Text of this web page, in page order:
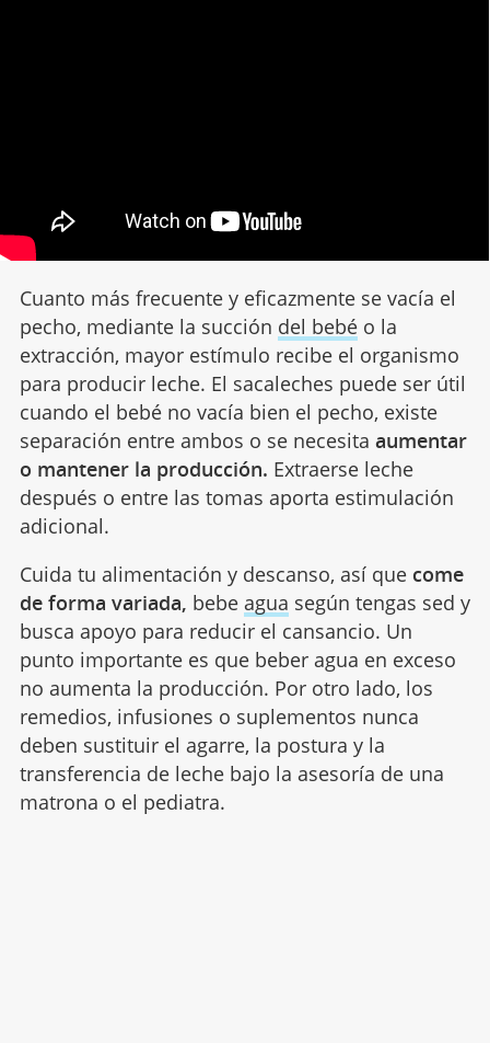
Cuanto más frecuente y eficazmente se vacía el
pecho, mediante la succión del bebéo la
extracción, mayor estímulo recibe el organismo
para producir leche. El sacaleches puede ser útil
cuando el bebé no vacía bien el pecho, existe
separación entre ambos o se necesita aumentar
o mantener la producción. Extraerse leche
después o entre las tomas aporta estimulación
adicional.
Cuida tu alimentación y descanso, así que come
de forma variada, bebe agua según tengas sed y
busca apoyo para reducir el cansancio. Un
punto importante es que beber agua en exceso
no aumenta la producción. Por otro lado, los
remedios, infusiones o suplementos nunca
deben sustituir el agarre, la postura y la
transferencia de leche bajo la asesoría de una
matrona o el pediatra.